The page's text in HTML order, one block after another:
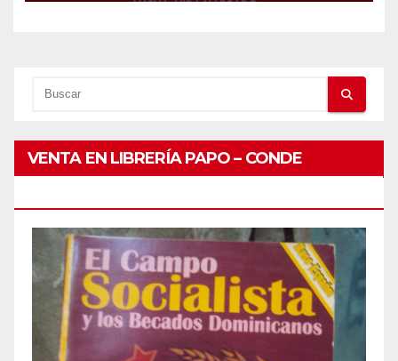
VENTA EN LIBRERÍA PAPO – CONDE